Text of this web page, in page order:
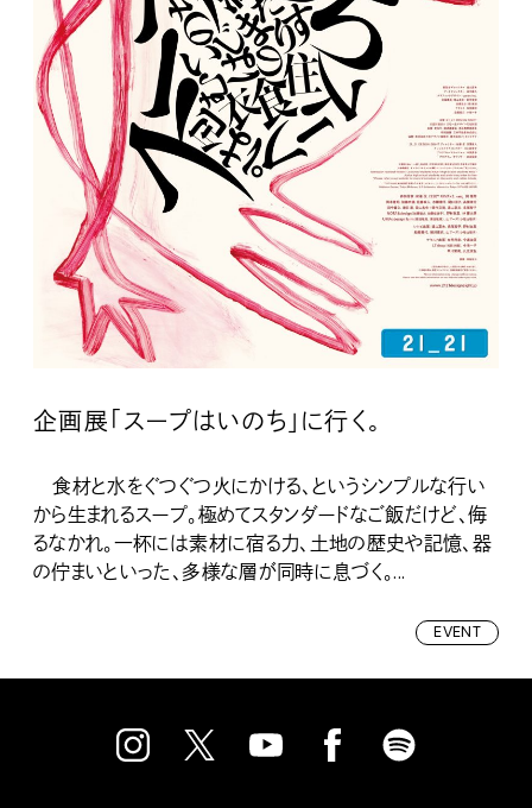
企画展「スープはいのち」に行く。
食材と水をぐつぐつ火にかける、というシンプルな行い
から生まれるスープ。極めてスタンダードなご飯だけど、侮
るなかれ。一杯には素材に宿る力、土地の歴史や記憶、器
の佇まいといった、多様な層が同時に息づく。...
EVENT